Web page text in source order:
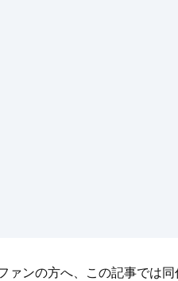
ァンの方へ、この記事では